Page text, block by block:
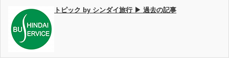
トピック by シンダイ旅行 ▶ 過去の記事